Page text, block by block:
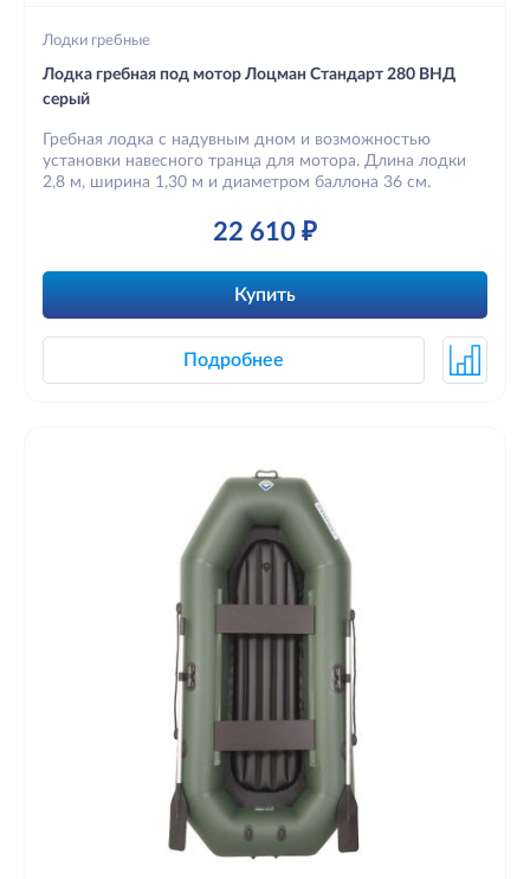
Лодки гребные
Лодка гребная под мотор Лоцман Стандарт 280 ВНД
серый
Гребная лодка с надувным дном и возможностью
установки навесного транца для мотора. Длина лодки
2,8 м, ширина 1,30 м и диаметром баллона 36 см.
22 610 ₽
Купить
Подробнее